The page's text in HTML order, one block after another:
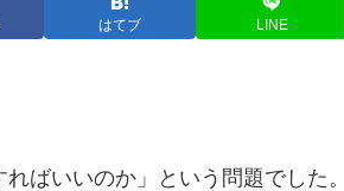
はてブ LINE
ばいいのか」という問題でした。